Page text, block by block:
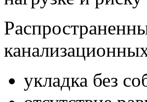
укладка без